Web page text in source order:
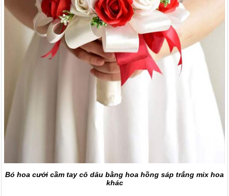
Bó hoa cưới cầm tay cô dâu bằng hoa hồng sáp trắng mix hoa
khác